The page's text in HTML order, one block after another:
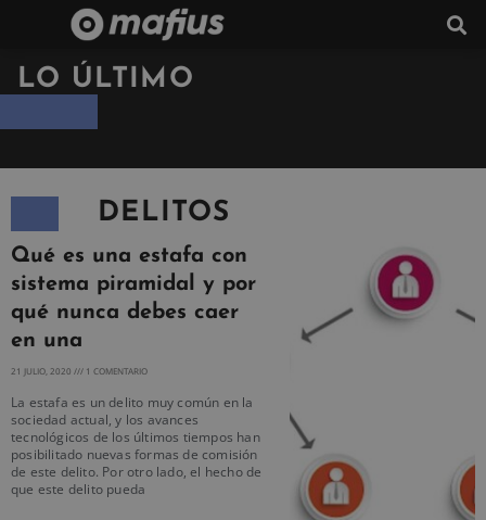
LO ÚLTIMO
DELITOS
Qué es una estafa con
sistema piramidal y por
qué nunca debes caer
en una
21 JULIO, 2020 1 COMENTARIO
La estafa es un delito muy común en la
sociedad actual, y los avances
tecnológicos de los últimos tiempos han
posibilitado nuevas formas de comisión
de este delito. Por otro lado, el hecho de
que este delito pueda